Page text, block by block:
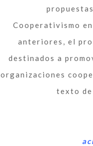
Cooperativismo
anteriores, el
destinados a
organizaciones
texto de